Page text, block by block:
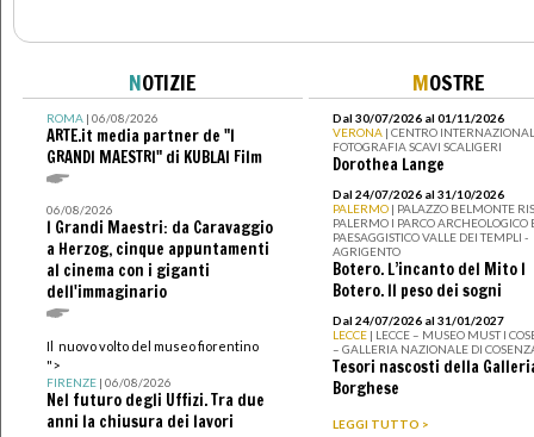
NOTIZIE
ROMA| 06/08/2026
ARTE.it media partner de "I
GRANDI MAESTRI" di KUBLAI Film
06/08/2026
I Grandi Maestri: da Caravaggio
a Herzog, cinque appuntamenti
al cinema con i giganti
dell'immaginario
Il nuovo volto del museo fiorentino
">
FIRENZE| 06/08/2026
Nel futuro degli Uffizi. Tra due
anni la chiusura dei lavori
MOSTRE
Dal 30/07/2026 al 01/11/2026
VERONA | CENTRO
FOTOGRAFIA SCAVI SCALIGERI
Dorothea Lange
Dal 24/07/2026 al 31/10/2026
PALERMO | PALAZZO BELMONTE
PALERMO I PARCO ARCHEOLOGICO
PAESAGGISTICO VALLE DEI TEMPLI -
AGRIGENTO
Botero. L’incanto del Mito I
Botero. Il peso dei sogni
Dal 24/07/2026 al 31/01/2027
LECCE | LECCE – MUSEO MUST I
– GALLERIA NAZIONALE DI
Tesori nascosti della
Borghese
LEGGI TUTTO >